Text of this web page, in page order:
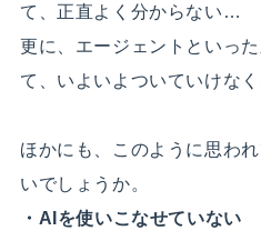
て、正直よく分からない…
更に、エージェントといっ
て、いよいよついていけなく
ほかにも、このように思わ
いでしょうか。
・AIを使いこなせていない